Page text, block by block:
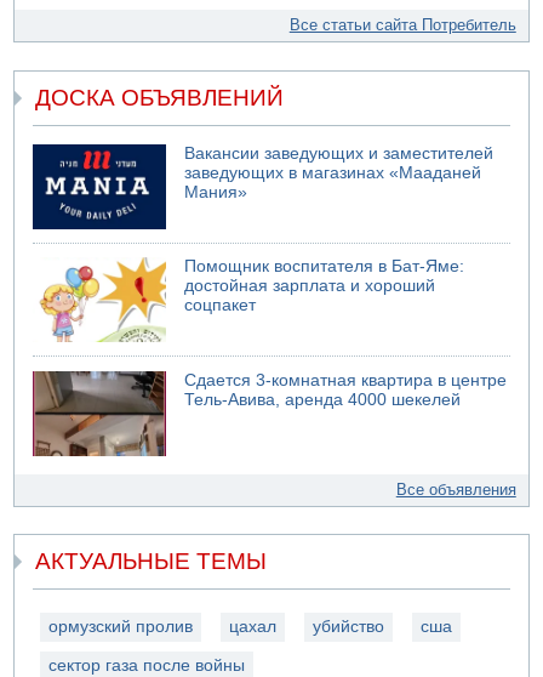
Все статьи сайта Потребитель
ДОСКА ОБЪЯВЛЕНИЙ
Вакансии заведующих и заместителей
заведующих в магазинах «Мааданей
Мания»
Помощник воспитателя в Бат-Яме:
достойная зарплата и хороший
соцпакет
Сдается 3-комнатная квартира в центре
Тель-Авива, аренда 4000 шекелей
Все объявления
АКТУАЛЬНЫЕ ТЕМЫ
ормузский пролив цахал убийство сша
сектор газа после войны